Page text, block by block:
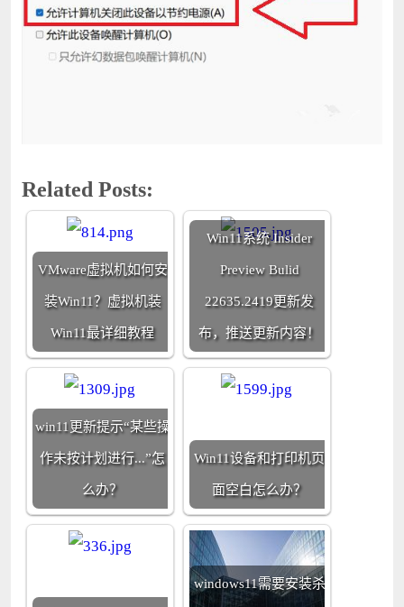
Related Posts:
VMware虚拟机如何安
装Win11？虚拟机装
Win11最详细教程
Win11系统 Insider
Preview Bulid
22635.2419更新发
布，推送更新内容！
win11更新提示“某些操
作未按计划进行...”怎
么办？
Win11设备和打印机页
面空白怎么办？
windows11需要安装杀